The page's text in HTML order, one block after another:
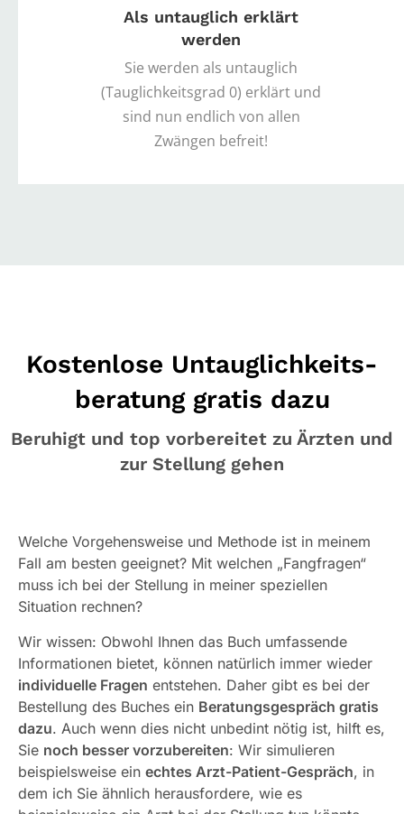
Als untauglich erklärt
werden
Sie werden als untauglich
(Tauglichkeitsgrad 0) erklärt und
sind nun endlich von allen
Zwängen befreit!
Kostenlose Untauglichkeits­
beratung gratis dazu
Beruhigt und top vorbereitet zu Ärzten und
zur Stellung gehen
Welche Vorgehensweise und Methode ist in meinem
Fall am besten geeignet? Mit welchen „Fangfragen“
muss ich bei der Stellung in meiner speziellen
Situation rechnen?
Wir wissen: Obwohl Ihnen das Buch umfassende
Informationen bietet, können natürlich immer wieder
individuelle Fragen entstehen. Daher gibt es bei der
Bestellung des Buches ein Beratungsgespräch gratis
dazu. Auch wenn dies nicht unbedint nötig ist, hilft es,
Sie noch besser vorzubereiten: Wir simulieren
beispielsweise ein echtes Arzt-Patient-Gespräch, in
dem ich Sie ähnlich herausfordere, wie es